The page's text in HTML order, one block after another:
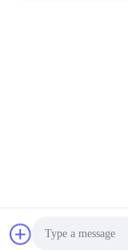
Bestimmungen